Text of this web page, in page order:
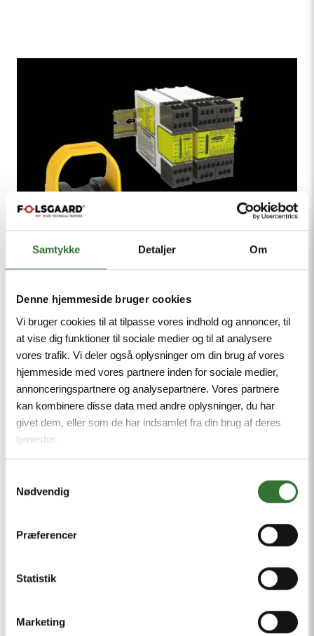
Samtykke Detaljer Om
Denne hjemmeside bruger cookies
Vi bruger cookies til at tilpasse vores indhold og annoncer, til
at vise dig funktioner til sociale medier og til at analysere
vores trafik. Vi deler også oplysninger om din brug af vores
hjemmeside med vores partnere inden for sociale medier,
annonceringspartnere og analysepartnere. Vores partnere
kan kombinere disse data med andre oplysninger, du har
givet dem, eller som de har indsamlet fra din brug af deres
tjenester.
Nødvendig
Præferencer
Statistik
Marketing
Two Hand Control